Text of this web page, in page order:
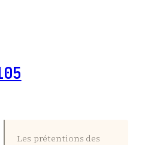
Les prétentions des